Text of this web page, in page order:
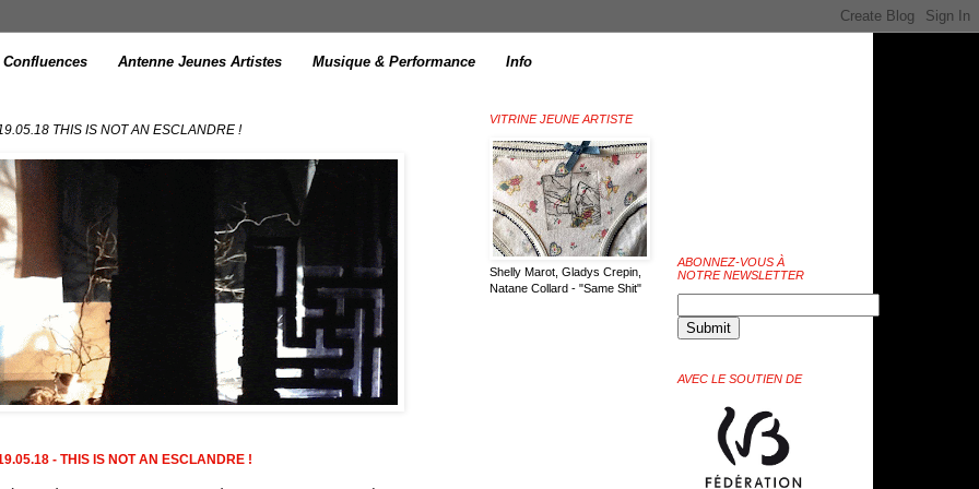
Confluences Antenne Jeunes Artistes Musique & Performance Info
THIS IS NOT AN ESCLANDRE !
- THIS IS NOT AN ESCLANDRE !
VITRINE JEUNE ARTISTE
Shelly Marot, Gladys Crepin,
Natane Collard - "Same Shit"
ABONNEZ-VOUS À
NOTRE NEWSLETTER
AVEC LE SOUTIEN DE